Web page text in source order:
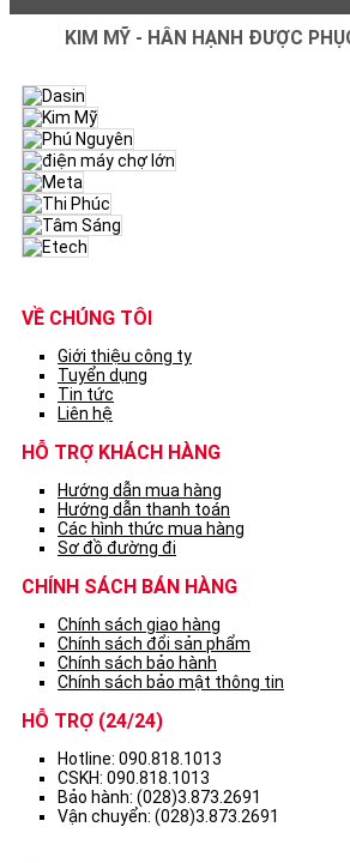
KIM MỸ - HÂN HẠNH ĐƯỢC
VỀ CHÚNG TÔI
Giới thiệu công ty
Tuyển dụng
Tin tức
Liên hệ
HỖ TRỢ KHÁCH HÀNG
Hướng dẫn mua hàng
Hướng dẫn thanh toán
Các hình thức mua hàng
Sơ đồ đường đi
CHÍNH SÁCH BÁN HÀNG
Chính sách giao hàng
Chính sách đổi sản phẩm
Chính sách bảo hành
Chính sách bảo mật thông tin
HỖ TRỢ (24/24)
Hotline: 090.818.1013
CSKH: 090.818.1013
Bảo hành: (028)3.873.2691
Vận chuyển: (028)3.873.2691